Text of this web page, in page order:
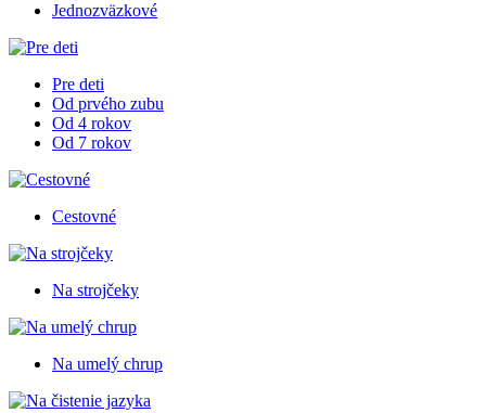
Jednozväzkové
Pre deti
Od prvého zubu
Od 4 rokov
Od 7 rokov
Cestovné
Na strojčeky
Na umelý chrup